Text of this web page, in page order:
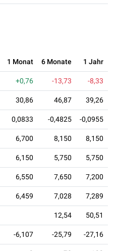
1 Monat 6 Monate 1 Jahr
+0,76 -13,73 -8,33
30,86 46,87 39,26
0,0833 -0,4825 -0,0955
6,700 8,150 8,150
6,150 5,750 5,750
6,550 7,650 7,200
6,459 7,028 7,289
12,54 50,51
-6,107 -25,79 -27,16